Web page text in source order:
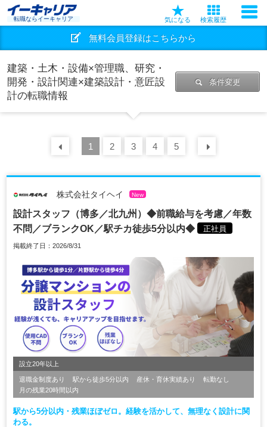
転職ならイーキャリア 気になる 検索履歴
無料会員登録はこちらから
建築・土木・設備×管理職、研究・
開発・設計関連×建築設計・意匠設
計の転職情報
条件変更
前の 30
1 2 3 4 5
株式会社タイヘイ New
設計スタッフ（博多／北九州）◆前職給与を考慮／年数
不問／ブランクOK／駅チカ徒歩5分以内◆
正社員
掲載終了日：2026/8/31
設立20年以上
退職金制度あり 駅から徒歩5分以内 産休・育休実績あり
転勤なし
月の残業20時間以内
駅から5分以内・残業ほぼゼロ。経験を活かして、無理なく設計に関
わる。